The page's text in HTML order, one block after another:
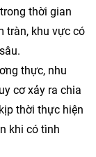
thời gian
tràn, khu vực có
thực, nhu
cơ xảy ra chia
thời thực hiện
khi có tình